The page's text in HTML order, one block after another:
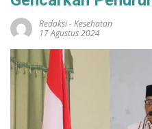
Redaksi-Kesehatan
17 Agustus 2024